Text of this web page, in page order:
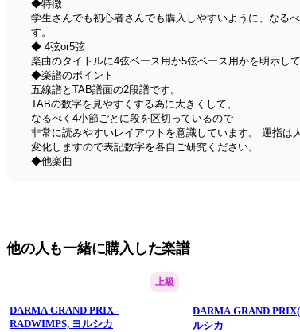
◆特徴
学生さんでも初心者さんでも購入しやすいように、なる
す。
◆ 4弦or5弦
楽曲のタイトルに4弦ベース用か5弦ベース用かを明示して
◆楽譜のポイント
五線譜とTAB譜面の2段譜です。
TABの数字を見やすくする為に大きくして、
なるべく4小節ごとに段を区切っているので
非常に読みやすいレイアウトを意識しています。 運指は
変化しますので表記数字を各自ご研究ください。
◆他楽曲
I would be encouraged if you would read the following
I create and sell these at the lowest possible price so
attention to making them easy to read.
◆4-string or 5-string
The title of the song clearly indicates whether it is for a
他の人も一緒に購入した楽譜
上級
DARMA GRAND PRIX -
RADWIMPS, ヨルシカ
DARMA GRAND
ルシカ